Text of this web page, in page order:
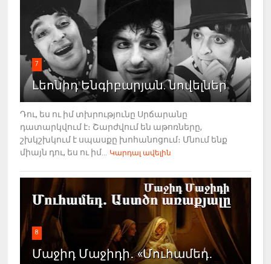
7
Լեոնիդ Ենգիբարյան. նովելներ
Դու, ես ու իմ տխրությունը Սրճարանը
դատարկվում է։ Շարժվում են աթոռները,
շխկշխկում է սպասքը խոհանոցում։ Մնում ենք
միայն դու, ես ու իմ... Կարդալ ավելին
8
Մաջիդ Մաջիդի․ «Մուհամեդ․